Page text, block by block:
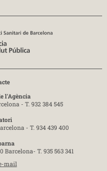
l'Agència
- T. 932 384 545
- T. 934 439 400
Barcelona- T. 935 563 341
mail